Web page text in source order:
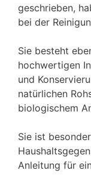
geschrieben,
bei der
Sie besteht
hochwertigen
und
natürlichen
biologischem
Sie ist
Anleitung für